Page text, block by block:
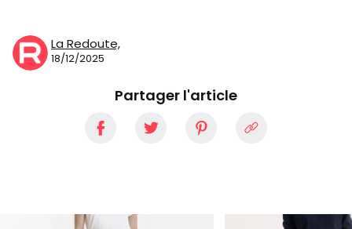
La Redoute,
18/12/2025
Partager l'article